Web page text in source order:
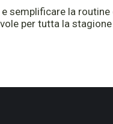
semplificare la
per tutta la stagione